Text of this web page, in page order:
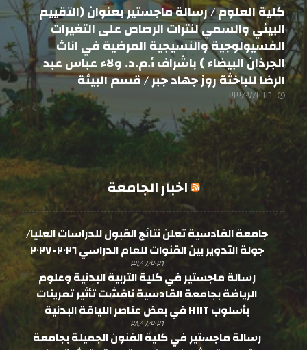
كلية العلوم / رسالة ماجستير بعنوان (التقييم
البيئي والسمي لنترات الرصاص على التغيرات
الفسيولوجية والنسيجية المرضية في اناث
الجرذان البيضاء ) باشراف أ.م.د. ولاء عباس عبد
الرضا للباخثة روز جهاد جبر / قسم البيئة
٢٣/٠٧/٢٠٢٦
اخبار الجامعة
جامعة القادسية تعلن نتائج القبول للدراسات العليا/
جولة التدوير بين القنوات للعام الدراسي ٢٠٢٦-٢٠٢٧
٣١/٠٧/٢٠٢٦
رسالة ماجستير في كلية التربية البدنية وعلوم
الرياضة بجامعة القادسية ناقشت تأثير تمرينات
بأسلوب HIIT في بعض عناصر اللياقة البدنية
٢٨/٠٧/٢٠٢٦
رسالة ماجستير في كلية الفنون الجميلة بجامعة